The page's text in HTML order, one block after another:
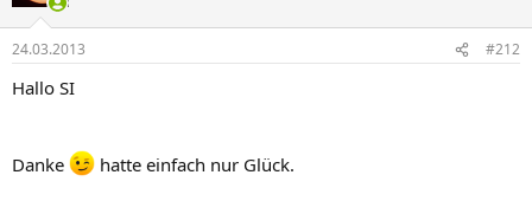
24.03.2013 #212
Hallo SI
Danke hatte einfach nur Glück.